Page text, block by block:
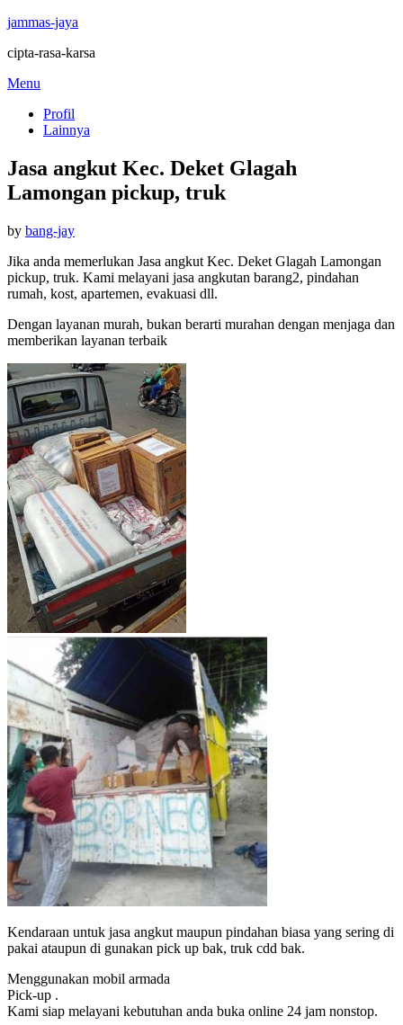
jammas-jaya
cipta-rasa-karsa
Skip
content
Menu
Profil
Lainnya
Jasa angkut Kec. Deket Glagah
Lamongan pickup, truk
by bang-jayPosted
Jika anda memerlukan Jasa angkut Kec. Deket Glagah Lamongan
pickup, truk. Kami melayani jasa angkutan barang2, pindahan
rumah, kost, apartemen, evakuasi dll.
Dengan layanan murah, bukan berarti murahan dengan menjaga dan
memberikan layanan terbaik
Kendaraan untuk jasa angkut maupun pindahan biasa yang sering di
pakai ataupun di gunakan pick up bak, truk cdd bak.
Menggunakan mobil armada
Pick-up .
Kami siap melayani kebutuhan anda buka online 24 jam nonstop.